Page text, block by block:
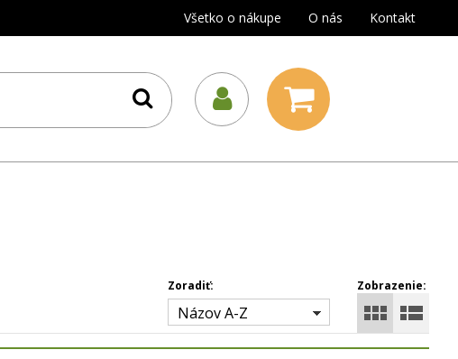
Všetko o nákupe O nás Kontakt
Zobrazenie:
Zoradiť:
Názov A-Z